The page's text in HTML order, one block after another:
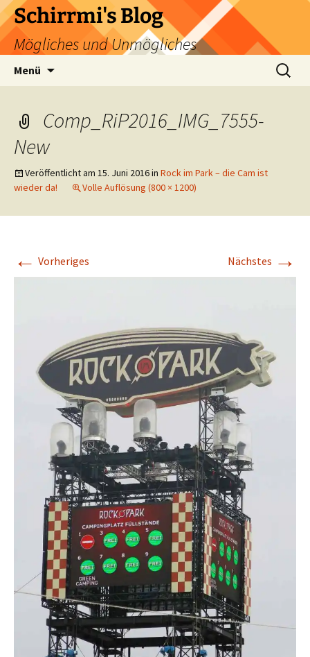
Zum
Inhalt
springen
Schirrmi's Blog
Mögliches und Unmögliches
Menü
Suchen
nach:
Comp_RiP2016_IMG_7555-
New
Veröffentlicht am 15. Juni 2016in Rock im Park – die Cam ist
wieder da!
Volle Auflösung (800 × 1200)
← Vorheriges Nächstes →